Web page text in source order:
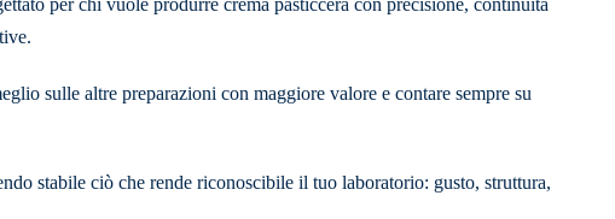
per chi vuole produrre crema pasticcera con precisione, continuità
sulle altre preparazioni con maggiore valore e contare sempre su
stabile ciò che rende riconoscibile il tuo laboratorio: gusto, struttura,